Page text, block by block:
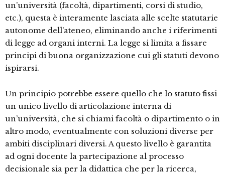
un’università (facoltà, dipartimenti, corsi di studio,
etc.), questa è interamente lasciata alle scelte statutarie
autonome dell’ateneo, eliminando anche i riferimenti
di legge ad organi interni. La legge si limita a fissare
principi di buona organizzazione cui gli statuti devono
ispirarsi.
Un principio potrebbe essere quello che lo statuto fissi
un unico livello di articolazione interna di
un’università, che si chiami facoltà o dipartimento o in
altro modo, eventualmente con soluzioni diverse per
ambiti disciplinari diversi. A questo livello è garantita
ad ogni docente la partecipazione al processo
decisionale sia per la didattica che per la ricerca,